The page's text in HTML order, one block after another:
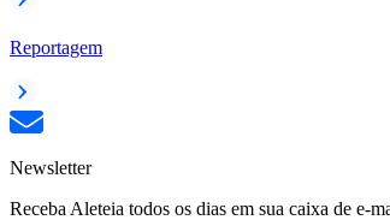
Reportagem
Newsletter
Receba Aleteia todos os dias em sua caixa de e-